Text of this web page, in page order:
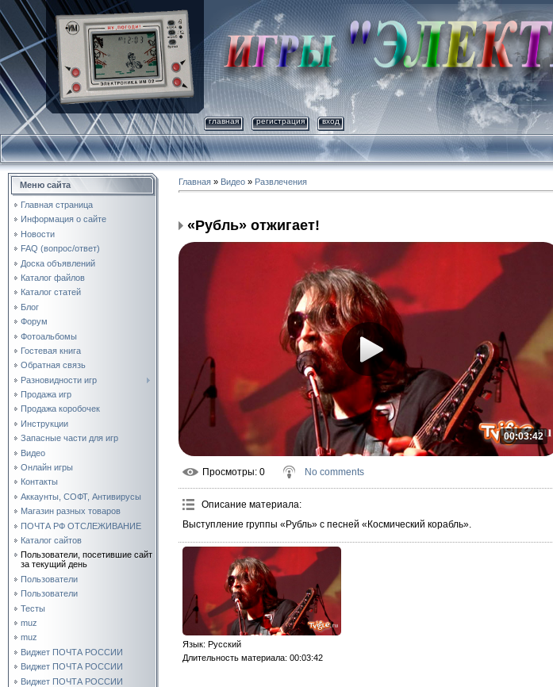
главная регистрация вход
Меню сайта
Главная страница
Информация о сайте
Новости
FAQ (вопрос/ответ)
Доска объявлений
Каталог файлов
Каталог статей
Блог
Форум
Фотоальбомы
Гостевая книга
Обратная связь
Разновидности игр
Продажа игр
Продажа коробочек
Инструкции
Запасные части для игр
Видео
Онлайн игры
Контакты
Аккаунты, СОФТ, Антивирусы
Магазин разных товаров
ПОЧТА РФ ОТСЛЕЖИВАНИЕ
Каталог сайтов
Пользователи, посетившие сайт
за текущий день
Пользователи
Пользователи
Тесты
muz
muz
Виджет ПОЧТА РОССИИ
Виджет ПОЧТА РОССИИ
Виджет ПОЧТА РОССИИ
Главная » Видео » Развлечения
«Рубль» отжигает!
00:03:42
Просмотры: 0 No comments
Описание материала:
Выступление группы «Рубль» с песней «Космический корабль».
Язык: Русский
Длительность материала: 00:03:42